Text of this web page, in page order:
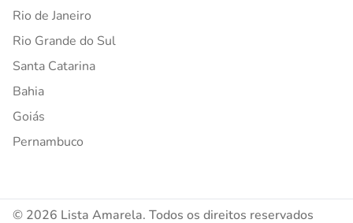
Rio de Janeiro
Rio Grande do Sul
Santa Catarina
Bahia
Goiás
Pernambuco
© 2026 Lista Amarela. Todos os direitos reservados